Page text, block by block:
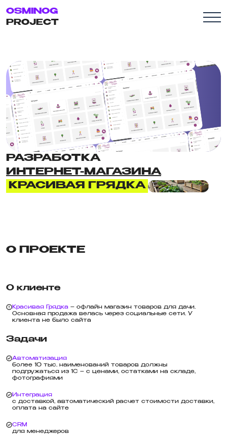
OSMINOG
PROJECT
РАЗРАБОТКА
ИНТЕРНЕТ-МАГАЗИНА
КРАСИВАЯ ГРЯДКА
О ПРОЕКТЕ
О клиенте
Красивая Грядка – офлайн магазин товаров для дачи.
Основная продажа велась через социальные сети. У
клиента не было сайта
Задачи
Автоматизация
более 10 тыс. наименований товаров должны
подгружаться из 1С – с ценами, остатками на складе,
фотографиями
Интеграция
с доставкой, автоматический расчет стоимости доставки,
оплата на сайте
CRM
для менеджеров